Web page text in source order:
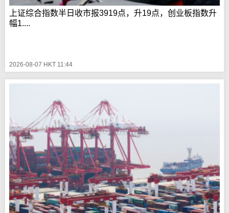
上证综合指数半日收市报3919点，升19点，创业板指数升
幅1....
2026-08-07 HKT 11:44